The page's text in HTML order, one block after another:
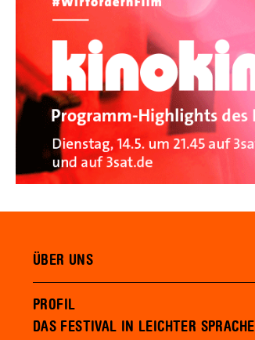
ÜBER UNS
PROFIL
DAS FESTIVAL IN LEICHTER SPRACHE